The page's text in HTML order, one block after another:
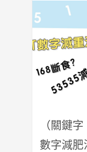
（關鍵
數字減肥